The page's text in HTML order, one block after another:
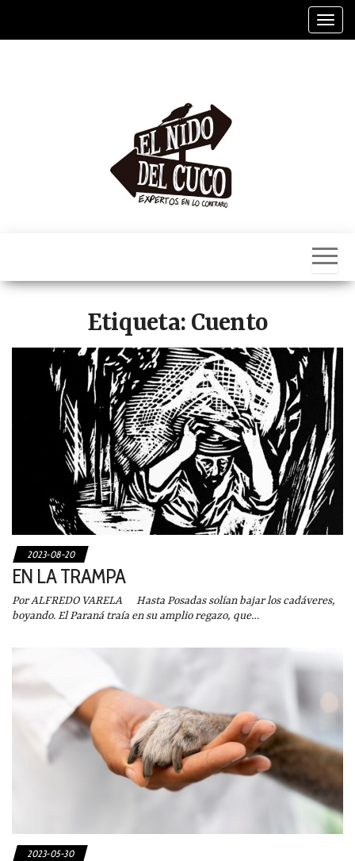
Nido
Del
Cuco
Etiqueta: Cuento
2023-08-20
EN LA TRAMPA
Por ALFREDO VARELA Hasta Posadas solían bajar los cadáveres,
boyando. El Paraná traía en su amplio regazo, que…
2023-05-30